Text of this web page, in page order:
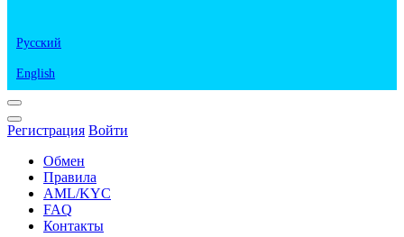
Русский
English
Регистрация Войти
Обмен
Правила
AML/KYC
FAQ
Контакты